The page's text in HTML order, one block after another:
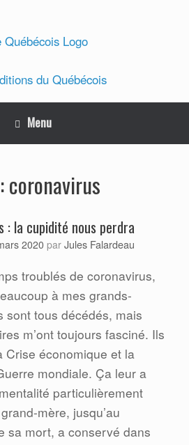
Menu
coronavirus
: la cupidité nous perdra
2020 par Jules Falardeau
troublés de coronavirus,
à mes grands-
sont tous décédés, mais
m’ont toujours fasciné. Ils
Crise économique et la
mondiale. Ça leur a
particulièrement
mère, jusqu’au
sa mort, a conservé dans